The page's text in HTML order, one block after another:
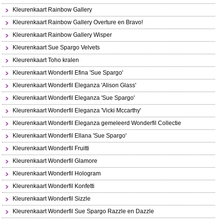
Kleurenkaart Rainbow Gallery
Kleurenkaart Rainbow Gallery Overture en Bravo!
Kleurenkaart Rainbow Gallery Wisper
Kleurenkaart Sue Spargo Velvets
Kleurenkaart Toho kralen
Kleurenkaart Wonderfil Efina 'Sue Spargo'
Kleurenkaart Wonderfil Eleganza 'Alison Glass'
Kleurenkaart Wonderfil Eleganza 'Sue Spargo'
Kleurenkaart Wonderfil Eleganza 'Vicki Mccarthy'
Kleurenkaart Wonderfil Eleganza gemeleerd Wonderfil Collectie
Kleurenkaart Wonderfil Ellana 'Sue Spargo'
Kleurenkaart Wonderfil Fruitti
Kleurenkaart Wonderfil Glamore
Kleurenkaart Wonderfil Hologram
Kleurenkaart Wonderfil Konfetti
Kleurenkaart Wonderfil Sizzle
Kleurenkaart Wonderfil Sue Spargo Razzle en Dazzle